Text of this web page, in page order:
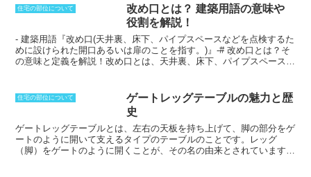
の排気口、土間など、地上に近い部分の
結露が多い。家の基礎が夜に冷え、そこ
に湿った空気が触れて結露することがあ
る。新築の場合は木材が完全に乾ききっ
ていない場合や、温度が高くなったとき
に、中に含まれていた水分がしみ出て温
熱材が湿り、断熱性能を失うという問題
が発生する。冬の結露は壁なと表面に現
れるため分かりやすいが、
の中など目に見えないところに起こるた
め、気づきにくい傾向がある。
住宅の部位について
改め口とは？ 建築用語の意味や
役割を解説！
- 建築用語『改め口(天井裏、床下、パイプスペースなどを点検するた
めに設けられた開口あるいは扉のことを指す。)』-# 改め口とは？そ
の意味と定義を解説！改め口とは、天井裏、床下、パイプスペースな
「設備スペース」と呼ぶこともあり、それらの点検を容易にするため
に設けられた開口部が「改め口」です。改め口は、住宅やビルの建築
基準法によって設置が義務付けられているもので、点検やメンテナン
スを容易にするだけでなく、火災や漏水の際に避難や消火活動を行う
ための経路としても機能します。改め口は、天井や床に設けられるこ
とが多く、点検用のハシゴや階段が設置されているのが一般的です。
住宅の部位について
ゲートレッグテーブルの魅力と歴
史
ゲートレッグテーブルとは、左右の天板を持ち上げて、脚の部分をゲ
ートのように開いて支えるタイプのテーブルのことです。レッグ
（脚）をゲートのように開くことが、その名の由来とされています。